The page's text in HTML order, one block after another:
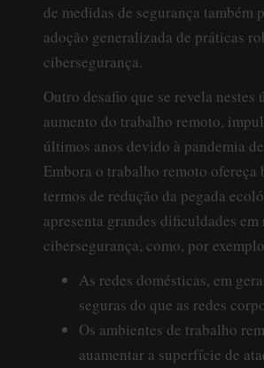
de medidas de segurança também
adoção generalizada de práticas
cibersegurança.
Outro desafio que se revela nestes
aumento do trabalho remoto,
últimos anos devido à pandemia
Embora o trabalho remoto ofereça
termos de redução da pegada
apresenta grandes dificuldades em
cibersegurança, como, por
As redes domésticas, em
seguras do que as redes
Os ambientes de trabalho
auamentar a superfície de